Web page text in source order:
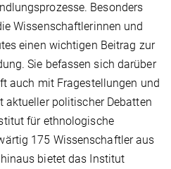
Besonders
Wissenschaftlerinnen und
einen wichtigen Beitrag zur
Sie befassen sich darüber
auch mit Fragestellungen und
politischer Debatten
für ethnologische
175 Wissenschaftler aus
bietet das Institut